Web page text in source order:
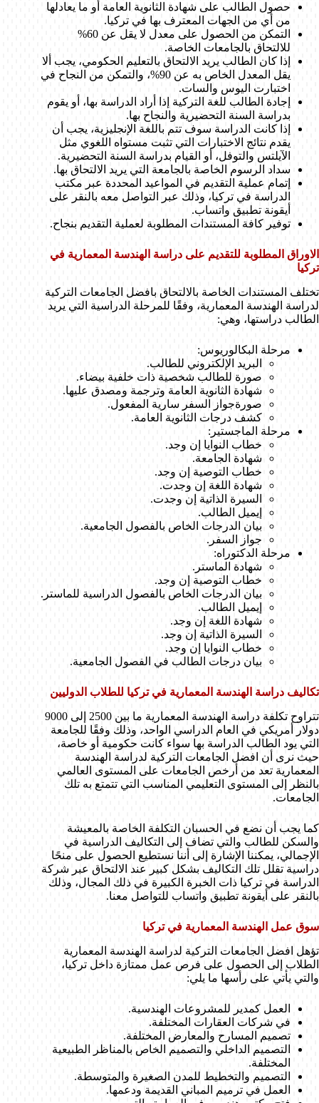
حصول الطالب على شهادة الثانوية العامة أو ما يعادلها
من أي من الجهات المعترف بها في تركيا.
التمكن من الحصول على معدل لا يقل عن 60%
للالتحاق بالجامعات الخاصة.
إذا كان الطالب يريد الالتحاق بالتعليم الحكومي، يجب ألا
يقل المعدل الخاص به عن 90%، والتمكن من النجاح في
اختبارت اليوس والسات.
إجادة الطالب للغة التركية إذا أراد الدراسة بها، أو يقوم
بدراسة السنة التحضيرية والنجاح بها.
إذا كانت الدراسة سوف تتم باللغة الإنجليزية، يجب أن
يقدم نتائج الاختبارات التي تثبت مستواه اللغوي مثل
الآيلتس والتوفل، أو القيام بدراسة السنة التحضيرية.
سداد الرسوم الخاصة بالجامعة التي يريد الالتحاق بها.
إتمام عملية التقديم في المواعيد المحددة عبر مكتب
الدراسة في تركيا، وذلك عبر التواصل معه بالنقر على
أيقونة تطبيق واتساب.
توفير كافة المستندات المطلوبة لعملية التقديم بنجاح.
الاوراق المطلوبة للتقديم على دراسة الهندسة المعمارية في
تركيا
تختلف المستندات الخاصة بالالتحاق بافضل الجامعات التركية
لدراسة الهندسة المعمارية، وفقًا للمرحلة الدراسية التي يريد
الطالب دراستها، وهي:
مرحلة البكالوريوس:
البريد الإلكتروني للطالب.
صورة للطالب شخصية ذات خلفية بيضاء.
شهادة الثانوية العامة وترجمة ومصدق عليها.
صورةجواز السفر سارية المفعول.
كشف درجات الثانوية العامة.
مرحلة الماجستير:
خطاب النوايا إن وجد.
شهادة الجامعة.
خطاب التوصية إن وجد.
شهادة اللغة إن وجدت.
السيرة الذاتية إن وجدت.
إيميل الطالب.
بيان الدرجات الخاص بالفصول الجامعية.
جواز السفر.
مرحلة الدكتوراه:
شهادة الماستر.
خطاب التوصية إن وجد.
بيان الدرجات الخاص بالفصول الدراسية للماستر.
إيميل الطالب.
شهادة اللغة إن وجد.
السيرة الذاتية إن وجد.
خطاب النوايا إن وجد.
بيان درجات الطالب في الفصول الجامعية.
تكاليف دراسة الهندسة المعمارية في تركيا للطلاب الدوليين
تتراوح تكلفة دراسة الهندسة المعمارية ما بين 2500 إلى 9000
دولار أمريكي في العام الدراسي الواحد، وذلك وفقًا للجامعة
التي يود الطالب الدراسة بها سواء كانت حكومية أو خاصة،
حيث نرى أن افضل الجامعات التركية لدراسة الهندسة
المعمارية تعد من أرخص الجامعات على المستوى العالمي
بالنظر إلى المستوى التعليمي المناسب التي تتمتع به تلك
الجامعات.
كما يجب أن نضع في الحسبان التكلفة الخاصة بالمعيشة
والسكن للطالب والتي تضاف إلى التكاليف الدراسية في
الإجمالي، يمكننا الإشارة إلى أننا نستطيع الحصول على منحًا
دراسية تقلل تلك التكاليف بشكل كبير عند الالتحاق عبر شركة
الدراسة في تركيا ذات الخبرة الكبيرة في ذلك المجال، وذلك
بالنقر على أيقونة تطبيق واتساب للتواصل معنا.
سوق عمل الهندسة المعمارية في تركيا
تؤهل افضل الجامعات التركية لدراسة الهندسة المعمارية
الطلاب إلى الحصول على فرص عمل ممتازة داخل تركيا،
والتي يأتي على رأسها ما يلي:
العمل كمدير للمشروعات الهندسية.
في شركات العقارات المختلفة.
تصميم المسارح والمعارض المختلفة.
التصميم الداخلي والتصميم الخاص بالمناظر الطبيعية
المختلفة.
التصميم والتخطيط للمدن الصغيرة والمتوسطة.
العمل في ترميم المباني القديمة ودعمها.